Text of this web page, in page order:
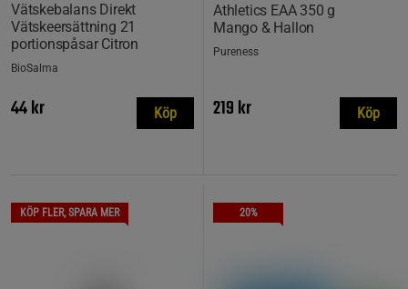
Vätskebalans Direkt
Vätskeersättning 21
portionspåsar Citron
BioSalma
44 kr Köp
Athletics EAA 350 g
Mango & Hallon
Pureness
219 kr Köp
KÖP FLER, SPARA MER 20%